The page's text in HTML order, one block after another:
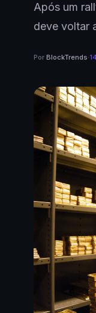
Após um
deve voltar
Por BlockTrends·